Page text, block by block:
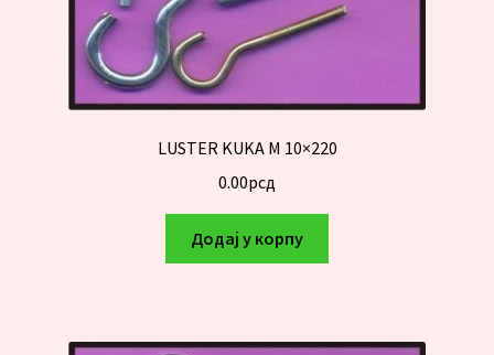
LUSTER KUKA M 10×220
0.00рсд
Додај у корпу